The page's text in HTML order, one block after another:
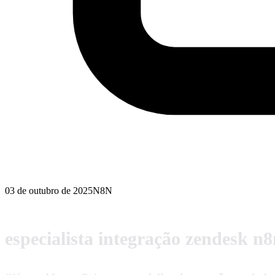
03 de outubro de 2025N8N
especialista integração zendesk